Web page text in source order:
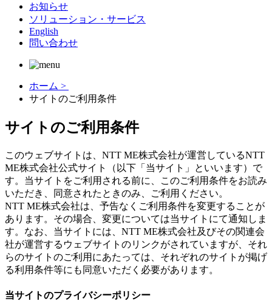
お知らせ
ソリューション・サービス
English
問い合わせ
ホーム >
サイトのご利用条件
サイトのご利用条件
このウェブサイトは、NTT ME株式会社が運営しているNTT
ME株式会社公式サイト（以下「当サイト」といいます）で
す。当サイトをご利用される前に、このご利用条件をお読み
いただき、同意されたときのみ、ご利用ください。
NTT ME株式会社は、予告なくご利用条件を変更することが
あります。その場合、変更については当サイトにて通知しま
す。なお、当サイトには、NTT ME株式会社及びその関連会
社が運営するウェブサイトのリンクがされていますが、それ
らのサイトのご利用にあたっては、それぞれのサイトが掲げ
る利用条件等にも同意いただく必要があります。
当サイトのプライバシーポリシー